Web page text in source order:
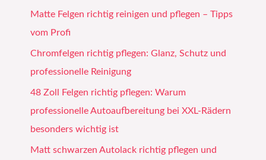
Matte Felgen richtig reinigen und pflegen – Tipps
vom Profi
Chromfelgen richtig pflegen: Glanz, Schutz und
professionelle Reinigung
48 Zoll Felgen richtig pflegen: Warum
professionelle Autoaufbereitung bei XXL-Rädern
besonders wichtig ist
Matt schwarzen Autolack richtig pflegen und